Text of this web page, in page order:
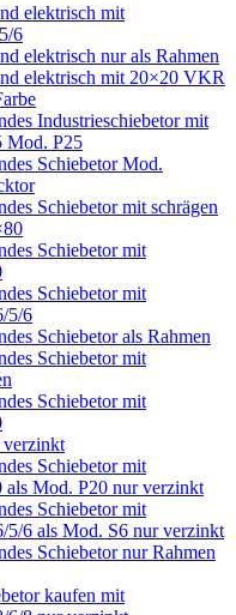
elektrisch mit
6
elektrisch nur als Rahmen
elektrisch mit 20×20 VKR
Industrieschiebetor mit
Mod. P25
Schiebetor Mod.
Schiebetor mit schrägen
Schiebetor mit
Schiebetor mit
5/6
Schiebetor als Rahmen
Schiebetor mit
Schiebetor mit
verzinkt
Schiebetor mit
Mod. P20 nur verzinkt
Schiebetor mit
5/6 als Mod. S6 nur verzinkt
Schiebetor nur Rahmen
kaufen mit